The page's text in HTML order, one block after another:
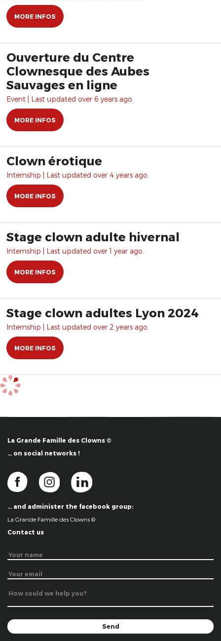
MORE INFOS
Ouverture du Centre
Clownesque des Aubes
Sauvages en ligne
Event | Last updated over 6 years ago.
MORE INFOS
Clown érotique
Internship | Last updated over 4 years ago.
MORE INFOS
Stage clown adulte hivernal
Internship | Last updated over 1 year ago.
MORE INFOS
Stage clown adultes Lyon 2024
Internship | Last updated over 2 years ago.
MORE INFOS
La Grande Famille des Clowns ©
… on social networks !
… and administer the facebook group:
La Grande Famille des Clowns ©
Contact us